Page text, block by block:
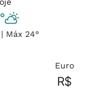
Máx 24°
Euro
R$